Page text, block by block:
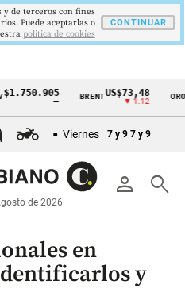
BRENTUS$73,48
▼ 1.12
ORO
Viernes 7 y 9 7 y 9
person search
de 2026
en
y
y de terceros con fines
Puede aceptarlas o
politica de cookies
CONTINUAR